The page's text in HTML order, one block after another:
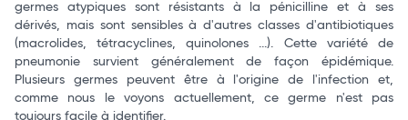
germes atypiques sont résistants à la pénicilline et à ses
dérivés, mais sont sensibles à d'autres classes d'antibiotiques
(macrolides, tétracyclines, quinolones ...). Cette variété de
pneumonie survient généralement de façon épidémique.
Plusieurs germes peuvent être à l'origine de l'infection et,
comme nous le voyons actuellement, ce germe n'est pas
toujours facile à identifier.